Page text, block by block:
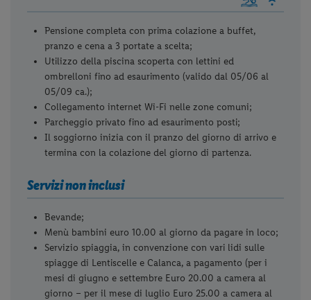
Pensione completa con prima colazione a buffet,
pranzo e cena a 3 portate a scelta;
Utilizzo della piscina scoperta con lettini ed
ombrelloni fino ad esaurimento (valido dal 05/06 al
05/09 ca.);
Collegamento internet Wi-Fi nelle zone comuni;
Parcheggio privato fino ad esaurimento posti;
Il soggiorno inizia con il pranzo del giorno di arrivo e
termina con la colazione del giorno di partenza.
Servizi non inclusi
Bevande;
Menù bambini euro 10.00 al giorno da pagare in loco;
Servizio spiaggia, in convenzione con vari lidi sulle
spiagge di Lentiscelle e Calanca, a pagamento (per i
mesi di giugno e settembre Euro 20.00 a camera al
giorno – per il mese di luglio Euro 25.00 a camera al